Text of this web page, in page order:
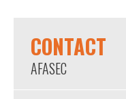
CONTACT
AFASEC